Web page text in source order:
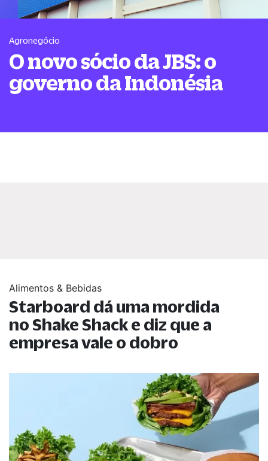
Agronegócio
O novo sócio da JBS: o
governo da Indonésia
Alimentos & Bebidas
Starboard dá uma mordida
no Shake Shack e diz que a
empresa vale o dobro